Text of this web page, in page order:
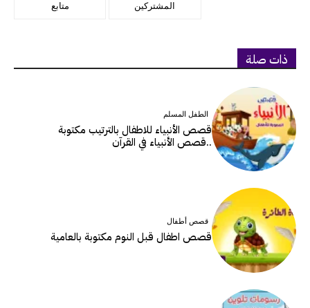
متابع المشتركين
ذات صلة
الطفل المسلم
قصص الأنبياء للاطفال بالترتيب مكتوبة
..قصص الأنبياء في القرآن
قصص أطفال
قصص اطفال قبل النوم مكتوبة بالعامية